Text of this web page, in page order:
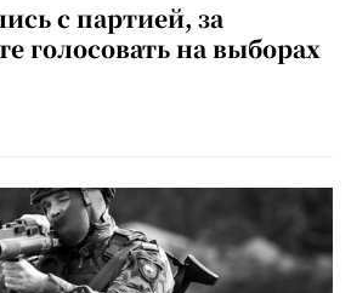
с партией, за
голосовать на выборах